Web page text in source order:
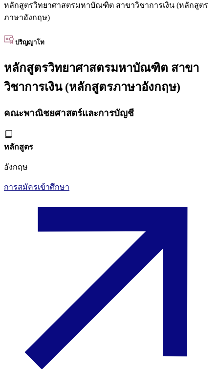
หลักสูตรวิทยาศาสตรมหาบัณฑิต สาขาวิชาการเงิน (หลักสูตร
ภาษาอังกฤษ)
ปริญญาโท
หลักสูตรวิทยาศาสตรมหาบัณฑิต สาขา
วิชาการเงิน (หลักสูตรภาษาอังกฤษ)
คณะพาณิชยศาสตร์และการบัญชี
หลักสูตร
อังกฤษ
การสมัครเข้าศึกษา